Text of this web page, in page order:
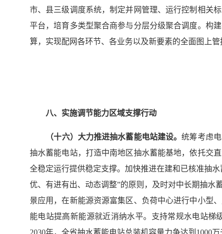
市、县三级调度系统，制定并网管理、运行控制相关
平台，培育多类型聚合商参与分层分级聚合调度。构
算，实现配网各环节、各业务以及新要素的全面图上
八、实施调节能力区域支撑行动
（十六）大力推进抽水蓄能电站建设。统筹考虑
抽水蓄能电站，打造中南地区抽水蓄能基地，依托交
全稳定运行提供稳定支撑。加快推进在建和已核准抽
优、有进有出、动态调整”的原则，及时对中长期抽
景应用，在新能源资源富集区、负荷中心进行中小型
能电站提高新能源就近消纳水平。支持常规水电站
2030年，全省抽水蓄能电站总装机容量力争达到1000